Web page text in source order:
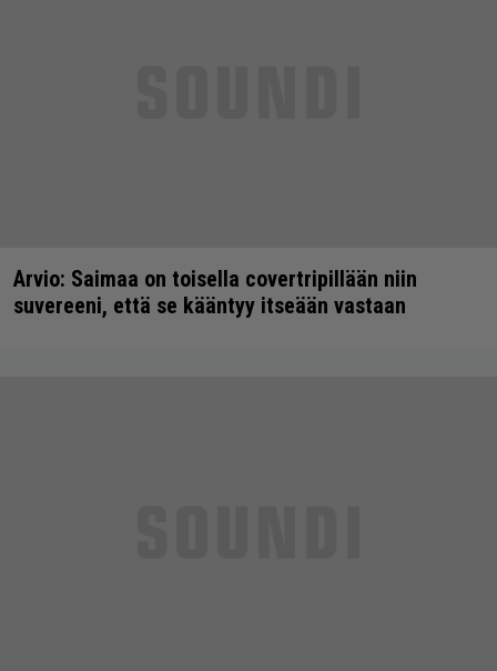
Arvio: Saimaa on toisella covertripillään niin
suvereeni, että se kääntyy itseään vastaan